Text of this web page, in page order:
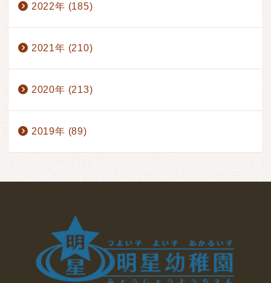
2022年 (185)
2021年 (210)
2020年 (213)
2019年 (89)